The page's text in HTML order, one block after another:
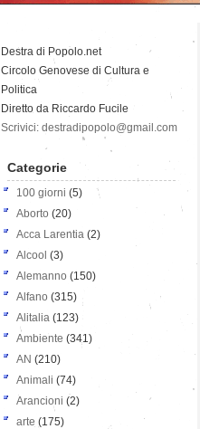
Destra di Popolo.net
Circolo Genovese di Cultura e
Politica
Diretto da Riccardo Fucile
Scrivici: destradipopolo@gmail.com
Categorie
100 giorni (5)
Aborto (20)
Acca Larentia (2)
Alcool (3)
Alemanno (150)
Alfano (315)
Alitalia (123)
Ambiente (341)
AN (210)
Animali (74)
Arancioni (2)
arte (175)